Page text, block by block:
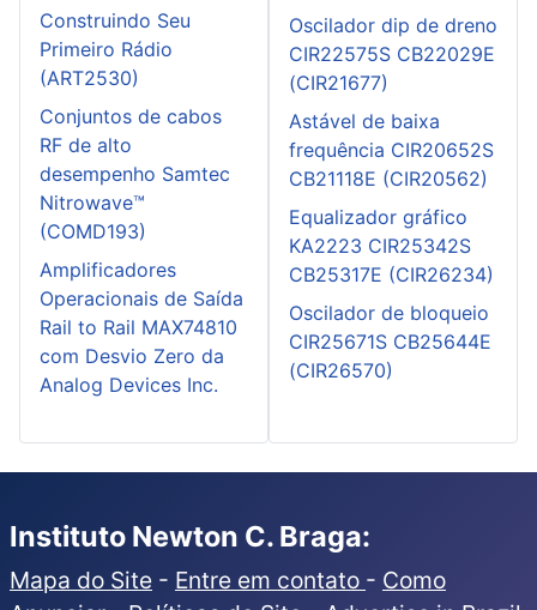
Construindo Seu
Primeiro Rádio
(ART2530)
Conjuntos de cabos
RF de alto
desempenho Samtec
Nitrowave™
(COMD193)
Amplificadores
Operacionais de Saída
Rail to Rail MAX74810
com Desvio Zero da
Analog Devices Inc.
Oscilador dip de dreno
CIR22575S CB22029E
(CIR21677)
Astável de baixa
frequência CIR20652S
CB21118E (CIR20562)
Equalizador gráfico
KA2223 CIR25342S
CB25317E (CIR26234)
Oscilador de bloqueio
CIR25671S CB25644E
(CIR26570)
Instituto Newton C. Braga:
Mapa do Site - Entre em contato - Como